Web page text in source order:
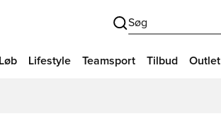
Søg
Løb Lifestyle Teamsport Tilbud Outlet